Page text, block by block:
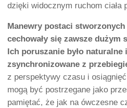
dzięki widocznym ruchom ciała
Manewry postaci
cechowały się zawsze dużym
Ich poruszanie było naturalne
zsynchronizowane z
z perspektywy czasu i
mogą być postrzegane jako
pamiętać, że jak na ówczesne